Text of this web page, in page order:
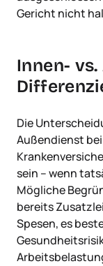
Gericht nicht
Innen-
Die
Außendienst
sein – wenn
Mögliche
bereits
Spesen, es